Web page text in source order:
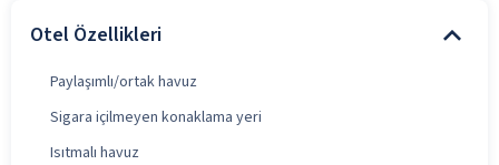
Otel Özellikleri
Paylaşımlı/ortak havuz
Sigara içilmeyen konaklama yeri
Isıtmalı havuz